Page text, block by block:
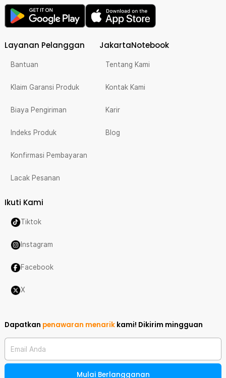
Layanan Pelanggan
Bantuan
Klaim Garansi Produk
Biaya Pengiriman
Indeks Produk
Konfirmasi Pembayaran
Lacak Pesanan
JakartaNotebook
Tentang Kami
Kontak Kami
Karir
Blog
Ikuti Kami
Tiktok
Instagram
Facebook
X
Dapatkan penawaran menarik kami! Dikirim mingguan
Email Anda
Mulai Berlangganan